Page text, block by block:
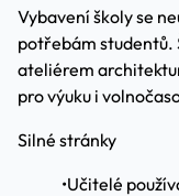
Vybavení školy se
potřebám studentů.
ateliérem
pro výuku i
Silné stránky
•Učitelé